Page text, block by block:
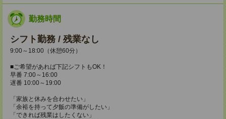
勤務時間
シフト勤務 / 残業なし
9:00～18:00（休憩60分）
■ご希望があれば下記シフトもOK！
早番 7:00～16:00
遅番 10:00～19:00
「家族と休みを合わせたい」
「余裕を持って夕飯の準備がしたい」
「できれば残業はしたくない」